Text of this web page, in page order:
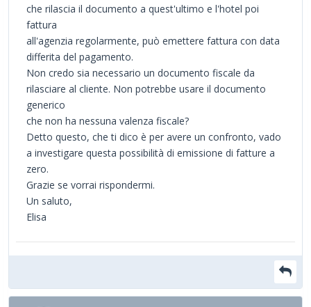
che rilascia il documento a quest'ultimo e l'hotel poi
fattura
all'agenzia regolarmente, può emettere fattura con data
differita del pagamento.
Non credo sia necessario un documento fiscale da
rilasciare al cliente. Non potrebbe usare il documento
generico
che non ha nessuna valenza fiscale?
Detto questo, che ti dico è per avere un confronto, vado
a investigare questa possibilità di emissione di fatture a
zero.
Grazie se vorrai rispondermi.
Un saluto,
Elisa